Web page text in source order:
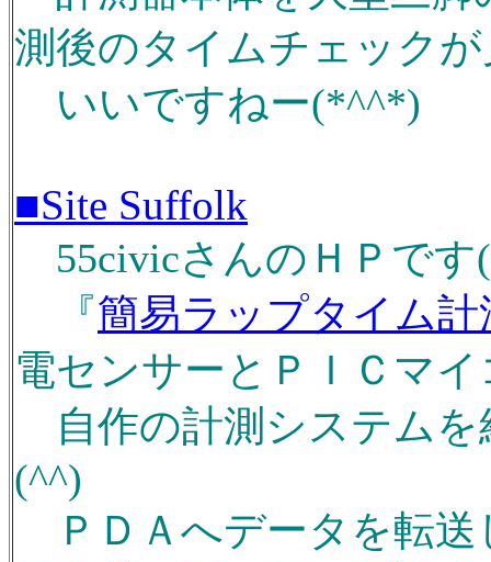
測後のタイムチェック
いいですねー(*^^*)
■Site Suffolk
55civicさんのＨＰです
『簡易ラップタイム
電センサーとＰＩＣマ
自作の計測システムを
(^^)
ＰＤＡへデータを転送